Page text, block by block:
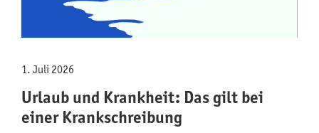
1. Juli 2026
Urlaub und Krankheit: Das gilt bei
einer Krankschreibung